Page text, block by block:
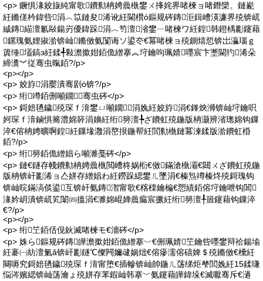
<p> 鐝惧湪姣旇純甯歌鐨勬柟娉曟槸鐢ㄨ捀姹界啫楝ョ啫鐕欒。鏈嶏
紝鏅傞枔鍏呰涓︿笖鏈夋浠讹紝閫欑ó鏂规硶鏄洰鍓嶆渶濂界殑锛屼
絾鏄緢澶氱敺鍚岃優鍏跺涓︿笉澶渻鐢ㄧ啫楝ワ紝鍠韩鐙楀彲鑳藉
鏍瑰氨娌掓湁锛屾鏅傚氨闅诲ソ鍙冭€冪啫楝ョ殑鍘熺悊锛岀灜瑙ｇ
簴缍壒鎬э紝鍒╃敤澹撳姏銆佹繒搴︽垨鑰呴珮婧嚜宸卞壍閫犳浠朵
締瀵︾従骞虫暣銆?/p>
<p></p>
<p> 姣斿涓嬮潰骞剧ó锛?/p>
<p> 绗竴銆侀噸鐗╁骞虫硶</p>
<p> 鎶婄毢鐬殑琛ｆ湇鐢ㄩ噸鐗╁涓婏紝姣斿涓€鎽炴浉锛屾垨鑰呮
妸琛ｆ湇鏀惧簥澧婂簳涓嬶紝绗簩澶╄ざ鐨虹殑鍦版柟灏辨渻璁婂钩鏁
淬€傛柟娉曠啊鍠紝鏁堟灉涓嶅拫鍦帮紝閭勬槸鏈冪湅鍒版湁鐨虹棔
銆?/p>
<p> 绗簩銆佹繒娼ら噸濉戞硶</p>
<p> 鏈€鐩存帴鐨勬柟娉曟槸閲嶆柊娲椼€傚鏋滄槸灞€閮ㄨざ鐨虹殑鍦
版柟锛屽彲浠ョ亼姘存繒娼わ紝鐒跺緦鐢ㄦ墜涓€榛炰竴榛炵殑鎶瑰钩
锛屾晥鏋滈倓鍙互锛屽氨鏄潪甯歌€楁檪鑰楄€愬績銆傛垨鑰呭钩閶
湪妗岄潰锛屼笂闈㈣搵涓€濉婂崐婵曟瘺宸撅紝绗簩澶╀篃鑳藉钩鏁淬
€?/p>
<p></p>
<p> 绗笁銆佸伣鈥滅啫楝モ€濇硶</p>
<p> 姝ら鏂规硶鏄皣澹撳姏銆佹繒搴︺€侀珮婧笁鑰呰嚜鐢辩祫鍚堬
紝褰㈠紡澶氭ǎ锛屽彲鐩℃儏闁嬭叇娲炪€傛瘮濡傛礂婢＄殑鏅傚€欙紝
闋嗕究鎶婄毢鐬殑琛ｆ湇甯堕€插幓锛屾帥鍦ㄦ荡绨炬梺閭婏紝15鍒嗛
悩涔嬪緦锛屾荡瀹ょ殑姘存苯鍜屾韩搴﹀氨鑳藉皣鍏垛€滅嚈骞斥€濄